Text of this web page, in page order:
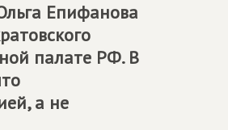
Епифанова
палате РФ. В
а не